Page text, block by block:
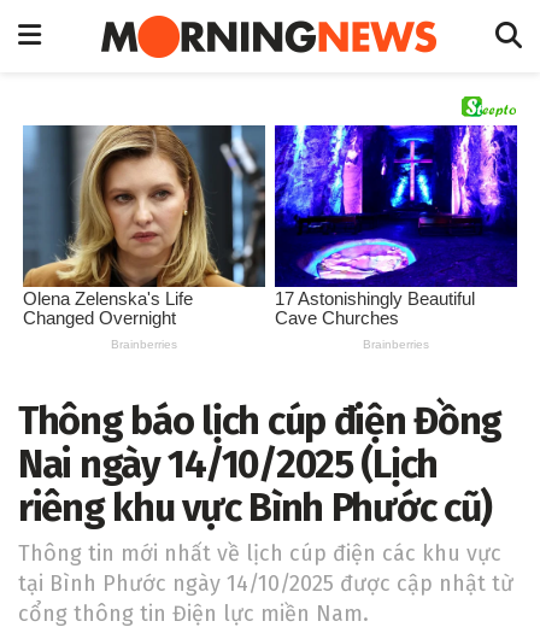
Thông báo lịch cúp điện Đồng
Nai ngày 14/10/2025 (Lịch
riêng khu vực Bình Phước cũ)
Thông tin mới nhất về lịch cúp điện các khu vực
tại Bình Phước ngày 14/10/2025 được cập nhật từ
cổng thông tin Điện lực miền Nam.